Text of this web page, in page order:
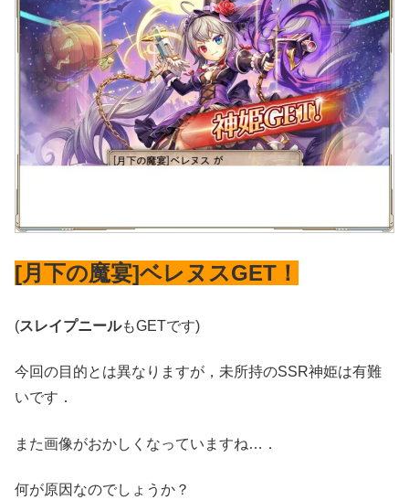
[月下の魔宴]ベレヌスGET！
(スレイプニールもGETです)
今回の目的とは異なりますが，未所持のSSR神姫は有難
いです．
また画像がおかしくなっていますね…．
何が原因なのでしょうか？